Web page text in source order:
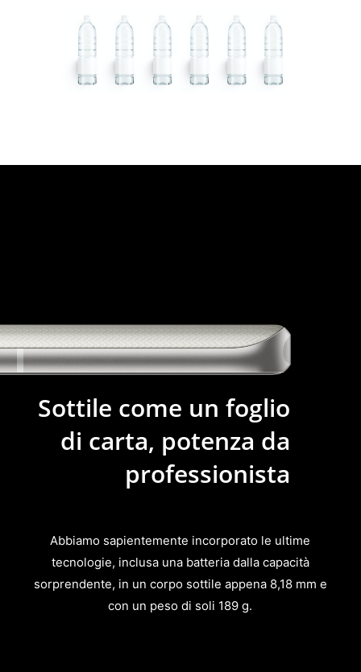
Sottile come un foglio
di carta, potenza da
professionista
Abbiamo sapientemente incorporato le ultime
tecnologie, inclusa una batteria dalla capacità
sorprendente, in un corpo sottile appena 8,18 mm e
con un peso di soli 189 g.